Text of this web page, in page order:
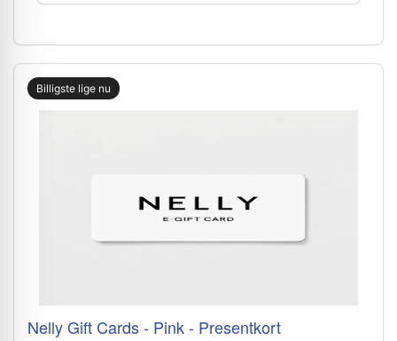
Billigste lige nu
Nelly Gift Cards - Pink - Presentkort